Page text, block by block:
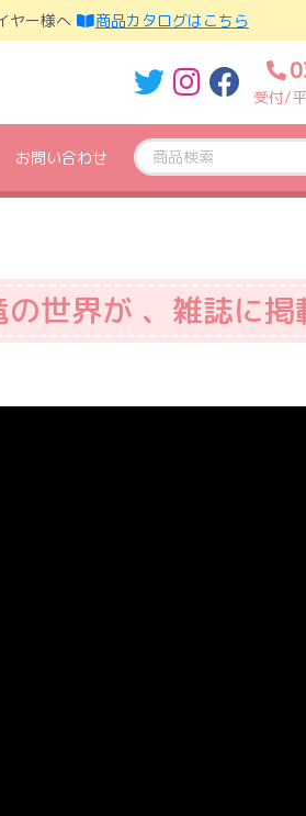
ヤー様へ 商品カタログはこちら
受付/
お問い合わせ
世界が 、雑誌に掲